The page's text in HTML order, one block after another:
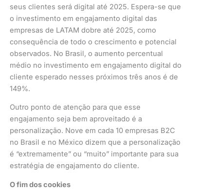
seus clientes será digital até 2025. Espera-se que
o investimento em engajamento digital das
empresas de LATAM dobre até 2025, como
consequência de todo o crescimento e potencial
observados. No Brasil, o aumento percentual
médio no investimento em engajamento digital do
cliente esperado nesses próximos três anos é de
149%.
Outro ponto de atenção para que esse
engajamento seja bem aproveitado é a
personalização. Nove em cada 10 empresas B2C
no Brasil e no México dizem que a personalização
é “extremamente” ou “muito” importante para sua
estratégia de engajamento do cliente.
O fim dos cookies